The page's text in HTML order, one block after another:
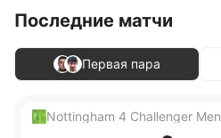
Последние матчи
Первая пара
Nottingham 4 Challenger Men